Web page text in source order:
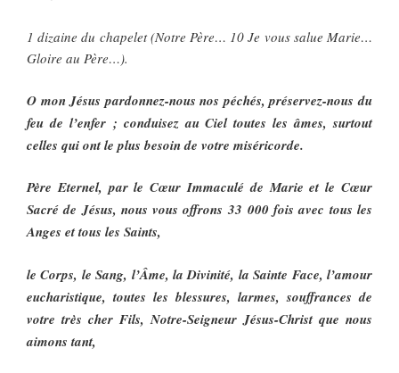
1 dizaine du chapelet (Notre Père… 10 Je vous salue Marie…
Gloire au Père…).
O mon Jésus pardonnez-nous nos péchés, préservez-nous du
feu de l’enfer ; conduisez au Ciel toutes les âmes, surtout
celles qui ont le plus besoin de votre miséricorde.
Père Eternel, par le Cœur Immaculé de Marie et le Cœur
Sacré de Jésus, nous vous offrons 33 000 fois avec tous les
Anges et tous les Saints,
le Corps, le Sang, l’Âme, la Divinité, la Sainte Face, l’amour
eucharistique, toutes les blessures, larmes, souffrances de
votre très cher Fils, Notre-Seigneur Jésus-Christ que nous
aimons tant,